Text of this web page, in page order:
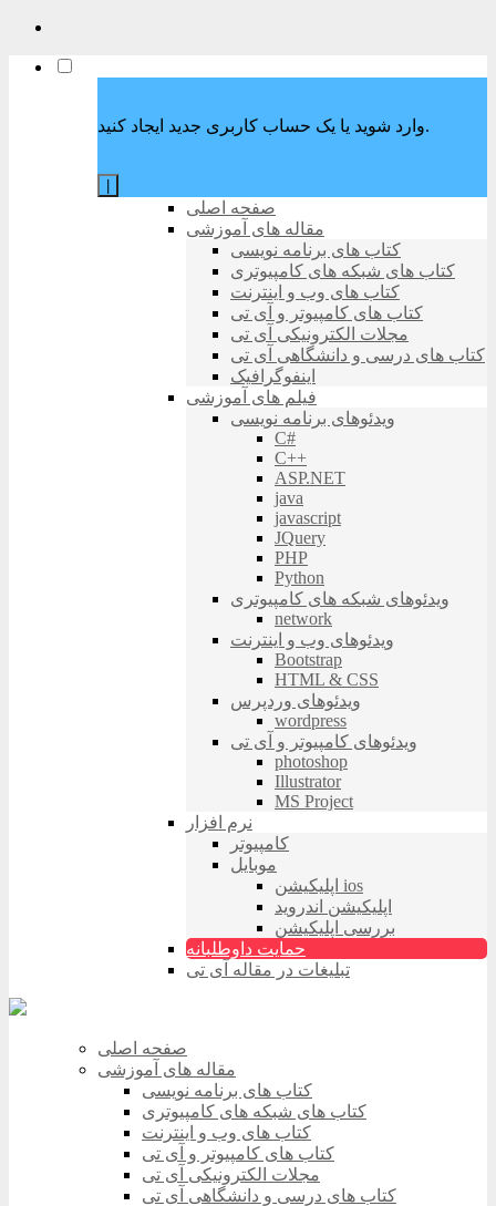
وارد شوید یا یک حساب کاربری جدید ایجاد کنید.
صفحه اصلی
مقاله های آموزشی
کتاب های برنامه نویسی
کتاب های شبکه های کامپیوتری
کتاب های وب و اینترنت
کتاب های کامپیوتر و آی تی
مجلات الکترونیکی آی تی
کتاب های درسی و دانشگاهی آی تی
اینفوگرافیک
فیلم های آموزشی
ویدئوهای برنامه نویسی
C#
C++
ASP.NET
java
javascript
JQuery
PHP
Python
ویدئوهای شبکه های کامپیوتری
network
ویدئوهای وب و اینترنت
Bootstrap
HTML & CSS
ویدئوهای وردپرس
wordpress
ویدئوهای کامپیوتر و آی تی
photoshop
Illustrator
MS Project
نرم افزار
کامپیوتر
موبایل
اپلیکیشن ios
اپلیکیشن اندروید
بررسی اپلیکیشن
حمایت داوطلبانه
تبلیغات در مقاله آی تی
صفحه اصلی
مقاله های آموزشی
کتاب های برنامه نویسی
کتاب های شبکه های کامپیوتری
کتاب های وب و اینترنت
کتاب های کامپیوتر و آی تی
مجلات الکترونیکی آی تی
کتاب های درسی و دانشگاهی آی تی